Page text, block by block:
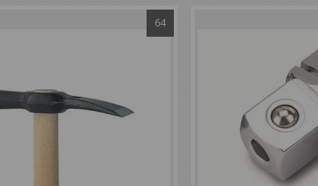
64